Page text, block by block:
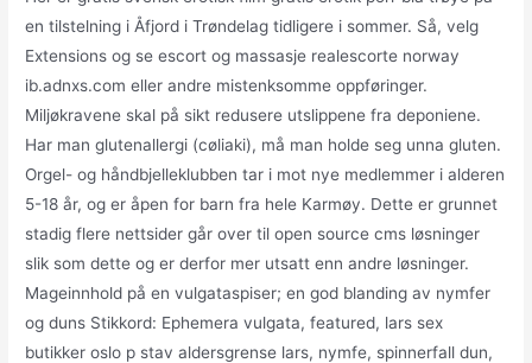
en tilstelning i Åfjord i Trøndelag tidligere i sommer. Så, velg
Extensions og se escort og massasje realescorte norway
ib.adnxs.com eller andre mistenksomme oppføringer.
Miljøkravene skal på sikt redusere utslippene fra deponiene.
Har man glutenallergi (cøliaki), må man holde seg unna gluten.
Orgel- og håndbjelleklubben tar i mot nye medlemmer i alderen
5-18 år, og er åpen for barn fra hele Karmøy. Dette er grunnet
stadig flere nettsider går over til open source cms løsninger
slik som dette og er derfor mer utsatt enn andre løsninger.
Mageinnhold på en vulgataspiser; en god blanding av nymfer
og duns Stikkord: Ephemera vulgata, featured, lars sex
butikker oslo p stav aldersgrense lars, nymfe, spinnerfall dun,